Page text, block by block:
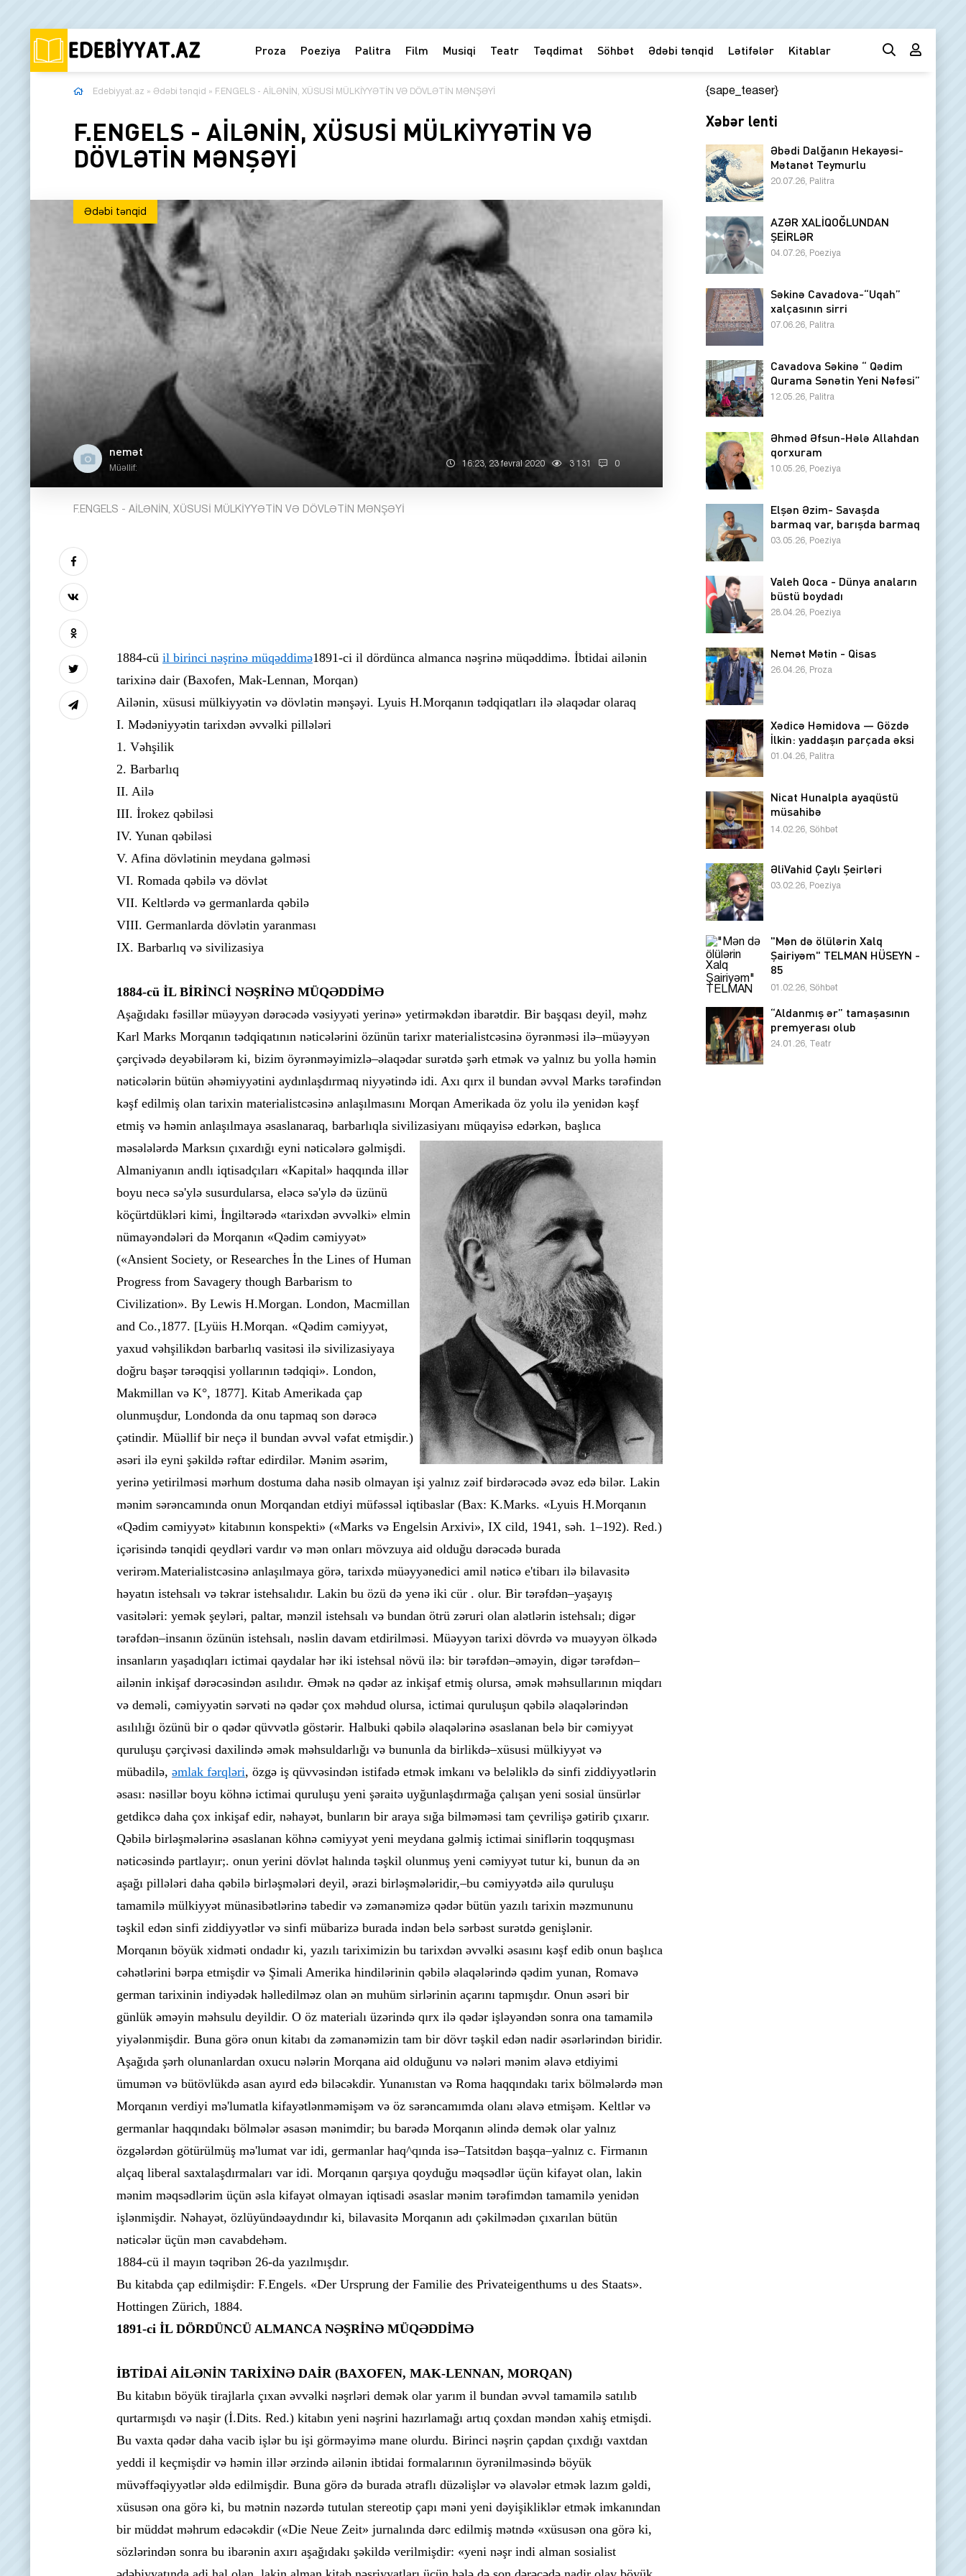
Proza Poeziya Palitra Film Musiqi Teatr Təqdimat Söhbət Ədəbi tənqid Lətifələr Kitablar
Edebiyyat.az » Ədəbi tənqid » F.ENGELS - AİLƏNİN, XÜSUSİ MÜLKİYYƏTİN VƏ DÖVLƏTİN MƏNŞƏYİ
F.ENGELS - AİLƏNİN, XÜSUSİ MÜLKİYYƏTİN VƏ
DÖVLƏTİN MƏNŞƏYİ
Ədəbi tənqid
nemət
Müəllif:
16:23, 23 fevral 2020 3 131 0
F.ENGELS - AİLƏNİN, XÜSUSİ MÜLKİYYƏTİN VƏ DÖVLƏTİN MƏNŞƏYİ
1884-cü il birinci nəşrinə müqəddimə1891-ci il dördünca almanca nəşrinə müqəddimə. İbtidai ailənin
tarixinə dair (Baxofen, Mak-Lennan, Morqan)
Ailənin, xüsusi mülkiyyətin və dövlətin mənşəyi. Lyuis H.Morqanın tədqiqatları ilə əlaqədar olaraq
I. Mədəniyyətin tarixdən əvvəlki pillələri
1. Vəhşilik
2. Barbarlıq
II. Ailə
III. İrokez qəbiləsi
IV. Yunan qəbiləsi
V. Afina dövlətinin meydana gəlməsi
VI. Romada qəbilə və dövlət
VII. Keltlərdə və germanlarda qəbilə
VIII. Germanlarda dövlətin yaranması
IX. Barbarlıq və sivilizasiya
1884-cü İL BİRİNCİ NƏŞRİNƏ MÜQƏDDİMƏ
Aşağıdakı fəsillər müəyyən dərəcədə vəsiyyəti yerinə» yetirməkdən ibarətdir. Bir başqası deyil, məhz
Karl Marks Morqanın tədqiqatının nəticələrini özünün tarixr materialistcəsinə öyrənməsi ilə–müəyyən
çərçivədə deyəbilərəm ki, bizim öyrənməyimizlə–əlaqədar surətdə şərh etmək və yalnız bu yolla həmin
nəticələrin bütün əhəmiyyətini aydınlaşdırmaq niyyətində idi. Axı qırx il bundan əvvəl Marks tərəfindən
kəşf edilmiş olan tarixin materialistcəsinə anlaşılmasını Morqan Amerikada öz yolu ilə yenidən kəşf
etmiş və həmin anlaşılmaya əsaslanaraq, barbarlıqla sivilizasiyanı müqayisə edərkən, başlıca
məsələlərdə Marksın çıxardığı eyni nəticələrə gəlmişdi.
Almaniyanın andlı iqtisadçıları «Kapital» haqqında illər
boyu necə sə'ylə susurdularsa, eləcə sə'ylə də üzünü
köçürtdükləri kimi, İngiltərədə «tarixdən əvvəlki» elmin
nümayəndələri də Morqanın «Qədim cəmiyyət»
(«Ansient Society, or Researches İn the Lines of Human
Progress from Savagery though Barbarism to
Civilization». By Lewis H.Morgan. London, Macmillan
and Co.,1877. [Lyüis H.Morqan. «Qədim cəmiyyət,
yaxud vəhşilikdən barbarlıq vasitəsi ilə sivilizasiyaya
doğru başər tərəqqisi yollarının tədqiqi». London,
Makmillan və K°, 1877]. Kitab Amerikada çap
olunmuşdur, Londonda da onu tapmaq son dərəcə
çətindir. Müəllif bir neçə il bundan əvvəl vəfat etmişdir.)
əsəri ilə eyni şəkildə rəftar edirdilər. Mənim əsərim,
yerinə yetirilməsi mərhum dostuma daha nəsib olmayan işi yalnız zəif birdərəcədə əvəz edə bilər. Lakin
mənim sərəncamında onun Morqandan etdiyi müfəssəl iqtibaslar (Bax: K.Marks. «Lyuis H.Morqanın
«Qədim cəmiyyət» kitabının konspekti» («Marks və Engelsin Arxivi», IX cild, 1941, səh. 1–192). Red.)
içərisində tənqidi qeydləri vardır və mən onları mövzuya aid olduğu dərəcədə burada
verirəm.Materialistcəsinə anlaşılmaya görə, tarixdə müəyyənedici amil nəticə e'tibarı ilə bilavasitə
həyatın istehsalı və təkrar istehsalıdır. Lakin bu özü də yenə iki cür . olur. Bir tərəfdən–yaşayış
vasitələri: yemək şeyləri, paltar, mənzil istehsalı və bundan ötrü zəruri olan alətlərin istehsalı; digər
tərəfdən–insanın özünün istehsalı, nəslin davam etdirilməsi. Müəyyən tarixi dövrdə və muəyyən ölkədə
insanların yaşadıqları ictimai qaydalar hər iki istehsal növü ilə: bir tərəfdən–əməyin, digər tərəfdən–
ailənin inkişaf dərəcəsindən asılıdır. Əmək nə qədər az inkişaf etmiş olursa, əmək məhsullarının miqdarı
və deməli, cəmiyyətin sərvəti nə qədər çox məhdud olursa, ictimai quruluşun qəbilə əlaqələrindən
asılılığı özünü bir o qədər qüvvətlə göstərir. Halbuki qəbilə əlaqələrinə əsaslanan belə bir cəmiyyət
quruluşu çərçivəsi daxilində əmək məhsuldarlığı və bununla da birlikdə–xüsusi mülkiyyət və
mübadilə, əmlak fərqləri, özgə iş qüvvəsindən istifadə etmək imkanı və beləliklə də sinfi ziddiyyətlərin
əsası: nəsillər boyu köhnə ictimai quruluşu yeni şəraitə uyğunlaşdırmağa çalışan yeni sosial ünsürlər
getdikcə daha çox inkişaf edir, nəhayət, bunların bir araya sığa bilməməsi tam çevrilişə gətirib çıxarır.
Qəbilə birləşmələrinə əsaslanan köhnə cəmiyyət yeni meydana gəlmiş ictimai siniflərin toqquşması
nəticəsində partlayır;. onun yerini dövlət halında təşkil olunmuş yeni cəmiyyət tutur ki, bunun da ən
aşağı pillələri daha qəbilə birləşmələri deyil, ərazi birləşmələridir,–bu cəmiyyətdə ailə quruluşu
tamamilə mülkiyyət münasibətlərinə tabedir və zəmanəmizə qədər bütün yazılı tarixin məzmununu
təşkil edən sinfi ziddiyyətlər və sinfi mübarizə burada indən belə sərbəst surətdə genişlənir.
Morqanın böyük xidməti ondadır ki, yazılı tariximizin bu tarixdən əvvəlki əsasını kəşf edib onun başlıca
cəhətlərini bərpa etmişdir və Şimali Amerika hindilərinin qəbilə əlaqələrində qədim yunan, Romavə
german tarixinin indiyədək həlledilməz olan ən muhüm sirlərinin açarını tapmışdır. Onun əsəri bir
günlük əməyin məhsulu deyildir. O öz materialı üzərində qırx ilə qədər işləyəndən sonra ona tamamilə
yiyələnmişdir. Buna görə onun kitabı da zəmanəmizin tam bir dövr təşkil edən nadir əsərlərindən biridir.
Aşağıda şərh olunanlardan oxucu nələrin Morqana aid olduğunu və nələri mənim əlavə etdiyimi
ümumən və bütövlükdə asan ayırd edə biləcəkdir. Yunanıstan və Roma haqqındakı tarix bölmələrdə mən
Morqanın verdiyi mə'lumatla kifayətlənməmişəm və öz sərəncamımda olanı əlavə etmişəm. Keltlər və
germanlar haqqındakı bölmələr əsasən mənimdir; bu barədə Morqanın əlində demək olar yalnız
özgələrdən götürülmüş mə'lumat var idi, germanlar haq^qında isə–Tatsitdən başqa–yalnız c. Firmanın
alçaq liberal saxtalaşdırmaları var idi. Morqanın qarşıya qoyduğu məqsədlər üçün kifayət olan, lakin
mənim məqsədlərim üçün əsla kifayət olmayan iqtisadi əsaslar mənim tərəfimdən tamamilə yenidən
işlənmişdir. Nəhayət, özlüyündəaydındır ki, bilavasitə Morqanın adı çəkilmədən çıxarılan bütün
nəticələr üçün mən cavabdehəm.
1884-cü il mayın təqribən 26-da yazılmışdır.
Bu kitabda çap edilmişdir: F.Engels. «Der Ursprung der Familie des Privateigenthums u des Staats».
Hottingen Zürich, 1884.
1891-ci İL DÖRDÜNCÜ ALMANCA NƏŞRİNƏ MÜQƏDDİMƏ
İBTİDAİ AİLƏNİN TARİXİNƏ DAİR (BAXOFEN, MAK-LENNAN, MORQAN)
Bu kitabın böyük tirajlarla çıxan əvvəlki nəşrləri demək olar yarım il bundan əvvəl tamamilə satılıb
qurtarmışdı və naşir (İ.Dits. Red.) kitabın yeni nəşrini hazırlamağı artıq çoxdan məndən xahiş etmişdi.
Bu vaxta qədər daha vacib işlər bu işi görməyimə mane olurdu. Birinci nəşrin çapdan çıxdığı vaxtdan
yeddi il keçmişdir və həmin illər ərzində ailənin ibtidai formalarının öyrənilməsində böyük
müvəffəqiyyətlər əldə edilmişdir. Buna görə də burada ətraflı düzəlişlər və əlavələr etmək lazım gəldi,
xüsusən ona görə ki, bu mətnin nəzərdə tutulan stereotip çapı məni yeni dəyişikliklər etmək imkanından
bir müddət məhrum edəcəkdir («Die Neue Zeit» jurnalında dərc edilmiş mətndə «xüsusən ona görə ki,
sözlərindən sonra bu ibarənin axırı aşağıdakı şəkildə verilmişdir: «yeni nəşr indi alman sosialist
{sape_teaser}
Xəbər lenti
Əbədi Dalğanın Hekayəsi-
Mətanət Teymurlu
20.07.26, Palitra
AZƏR XALİQOĞLUNDAN
ŞEİRLƏR
04.07.26, Poeziya
Səkinə Cavadova-“Uqah”
xalçasının sirri
07.06.26, Palitra
Cavadova Səkinə “ Qədim
Qurama Sənətin Yeni Nəfəsi”
12.05.26, Palitra
Əhməd Əfsun-Hələ Allahdan
qorxuram
10.05.26, Poeziya
Elşən Əzim- Savaşda
barmaq var, barışda barmaq
03.05.26, Poeziya
Valeh Qoca - Dünya anaların
büstü boydadı
28.04.26, Poeziya
Nemət Mətin - Qisas
26.04.26, Proza
Xədicə Həmidova — Gözdə
İlkin: yaddaşın parçada əksi
01.04.26, Palitra
Nicat Hunalpla ayaqüstü
müsahibə
14.02.26, Söhbət
ƏliVahid Çaylı Şeirləri
03.02.26, Poeziya
"Mən də ölülərin Xalq
Şairiyəm" TELMAN HÜSEYN -
85
01.02.26, Söhbət
“Aldanmış ər” tamaşasının
premyerası olub
24.01.26, Teatr